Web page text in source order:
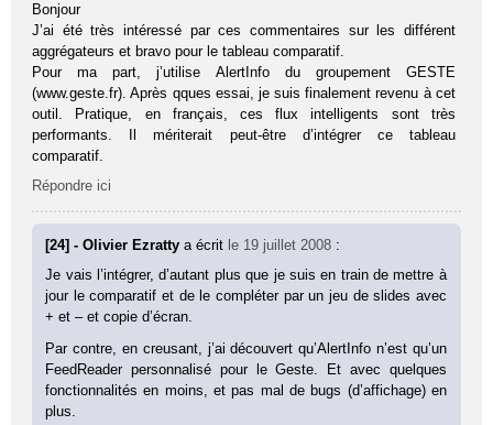
Bonjour
J’ai été très intéressé par ces commentaires sur les différent
aggrégateurs et bravo pour le tableau comparatif.
Pour ma part, j’utilise AlertInfo du groupement GESTE
(www.geste.fr). Après qques essai, je suis finalement revenu à cet
outil. Pratique, en français, ces flux intelligents sont très
performants. Il mériterait peut-être d’intégrer ce tableau
comparatif.
Répondre ici
[24] - Olivier Ezrattya écrit le 19 juillet 2008 :
Je vais l’intégrer, d’autant plus que je suis en train de mettre à
jour le comparatif et de le compléter par un jeu de slides avec
+ et – et copie d’écran.
Par contre, en creusant, j’ai découvert qu’AlertInfo n’est qu’un
FeedReader personnalisé pour le Geste. Et avec quelques
fonctionnalités en moins, et pas mal de bugs (d’affichage) en
plus.